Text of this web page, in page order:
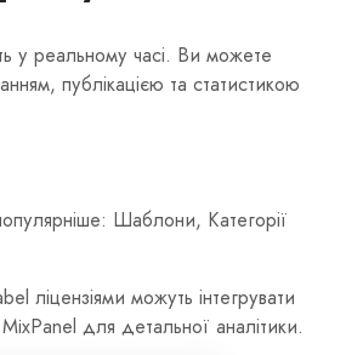
у реальному часі. Ви можете
публікацією та статистикою
Шаблони, Категорії
ліцензіями можуть інтегрувати
для детальної аналітики.